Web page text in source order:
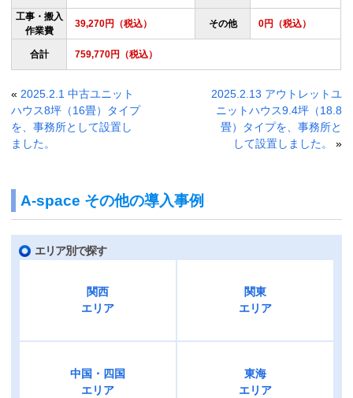
工事・搬入
作業費
39,270円（税込） その他 0円（税込）
合計 759,770円（税込）
« 2025.2.1 中古ユニット
ハウス8坪（16畳）タイプ
を、事務所として設置し
ました。
2025.2.13 アウトレットユ
ニットハウス9.4坪（18.8
畳）タイプを、事務所と
して設置しました。
»
A-space その他の導入事例
エリア別で探す
関西
エリア
関東
エリア
中国・四国
エリア
東海
エリア